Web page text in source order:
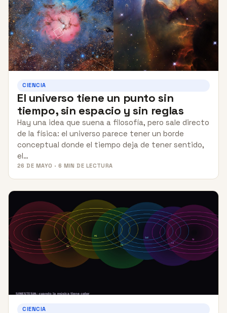
CIENCIA
El universo tiene un punto sin
tiempo, sin espacio y sin reglas
Hay una idea que suena a filosofía, pero sale directo
de la física: el universo parece tener un borde
conceptual donde el tiempo deja de tener sentido,
el…
26 DE MAYO · 6 MIN DE LECTURA
CIENCIA